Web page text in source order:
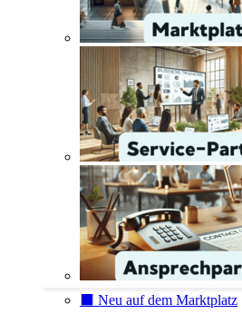
⬛️ Neu auf dem Marktplatz